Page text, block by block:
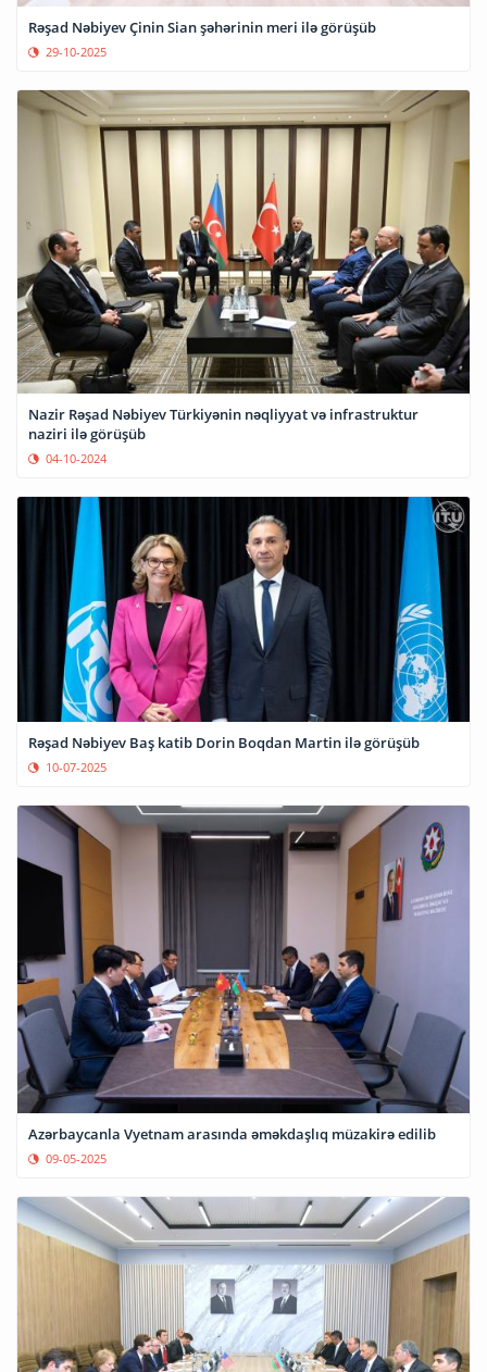
Rəşad Nəbiyev Çinin Sian şəhərinin meri ilə görüşüb
29-10-2025
Nazir Rəşad Nəbiyev Türkiyənin nəqliyyat və infrastruktur
naziri ilə görüşüb
04-10-2024
Rəşad Nəbiyev Baş katib Dorin Boqdan Martin ilə görüşüb
10-07-2025
Azərbaycanla Vyetnam arasında əməkdaşlıq müzakirə edilib
09-05-2025